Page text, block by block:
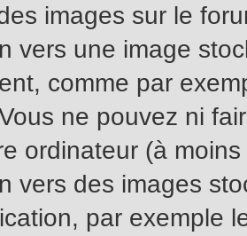
images sur le
vers une image
comme par
ne pouvez ni
ordinateur (à
vers des images
par exemple